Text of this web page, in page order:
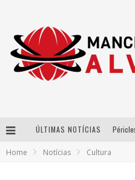
ÚLTIMAS NOTÍCIAS
Home Notícias Cultura